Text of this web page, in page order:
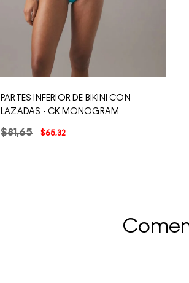
PARTES INFERIOR DE BIKINI CON
LAZADAS - CK MONOGRAM
$81,65 $65,32